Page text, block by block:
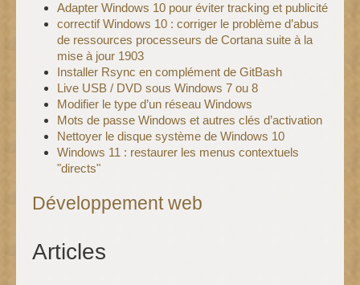
Adapter Windows 10 pour éviter tracking et publicité
correctif Windows 10 : corriger le problème d’abus
de ressources processeurs de Cortana suite à la
mise à jour 1903
Installer Rsync en complément de GitBash
Live USB / DVD sous Windows 7 ou 8
Modifier le type d’un réseau Windows
Mots de passe Windows et autres clés d’activation
Nettoyer le disque système de Windows 10
Windows 11 : restaurer les menus contextuels
"directs"
Développement web
Articles